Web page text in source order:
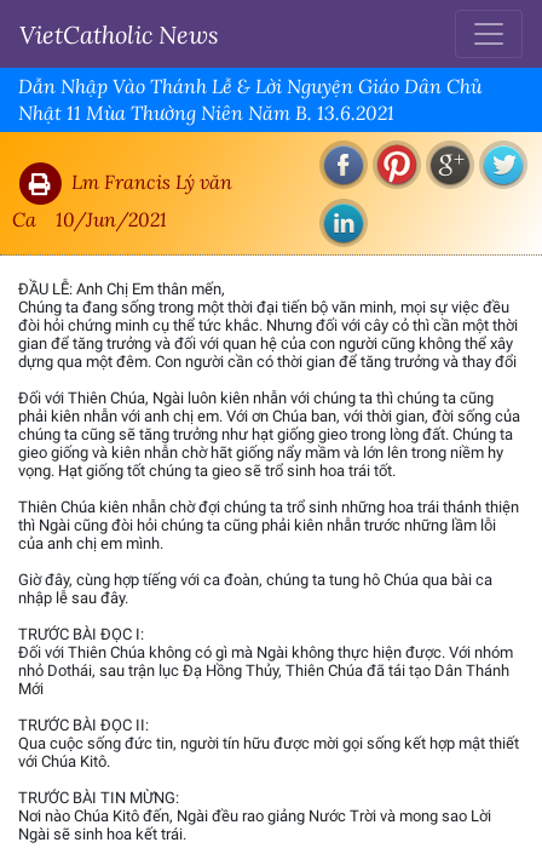
VietCatholic News
Dẫn Nhập Vào Thánh Lễ & Lời Nguyện Giáo Dân Chủ
Nhật 11 Mùa Thường Niên Năm B. 13.6.2021
Lm Francis Lý văn
Ca
10/Jun/2021
ĐẦU LỄ: Anh Chị Em thân mến,
Chúng ta đang sống trong một thời đại tiến bộ văn minh, mọi sự việc đều
đòi hỏi chứng minh cụ thể tức khắc. Nhưng đối với cây cỏ thì cần một thời
gian để tăng trưởng và đối với quan hệ của con người cũng không thể xây
dựng qua một đêm. Con người cần có thời gian để tăng trưởng và thay đổi
Đối với Thiên Chúa, Ngài luôn kiên nhẫn với chúng ta thì chúng ta cũng
phải kiên nhẫn với anh chị em. Với ơn Chúa ban, với thời gian, đời sống của
chúng ta cũng sẽ tăng trưởng như hạt giống gieo trong lòng đất. Chúng ta
gieo giống và kiên nhẫn chờ hãt giống nẩy mầm và lớn lên trong niềm hy
vọng. Hạt giống tốt chúng ta gieo sẽ trổ sinh hoa trái tốt.
Thiên Chúa kiên nhẫn chờ đợi chúng ta trổ sinh những hoa trái thánh thiện
thì Ngài cũng đòi hỏi chúng ta cũng phải kiên nhẫn trước những lầm lỗi
của anh chị em mình.
Giờ đây, cùng hợp tíếng với ca đoàn, chúng ta tung hô Chúa qua bài ca
nhập lễ sau đây.
TRƯỚC BÀI ĐỌC I:
Đối với Thiên Chúa không có gì mà Ngài không thực hiện được. Với nhóm
nhỏ Dothái, sau trận lục Đạ Hồng Thủy, Thiên Chúa đã tái tạo Dân Thánh
Mới
TRƯỚC BÀI ĐỌC II:
Qua cuộc sống đức tin, người tín hữu được mời gọi sống kết hợp mật thiết
với Chúa Kitô.
TRƯỚC BÀI TIN MỪNG:
Nơi nào Chúa Kitô đến, Ngài đều rao giảng Nước Trời và mong sao Lời
Ngài sẽ sinh hoa kết trái.